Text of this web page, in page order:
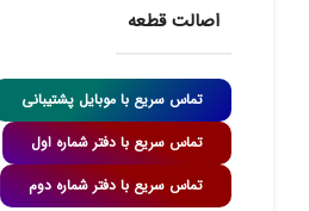
اصالت قطعه
تماس سریع با موبایل پشتیبانی
تماس سریع با دفتر شماره اول
تماس سریع با دفتر شماره دوم